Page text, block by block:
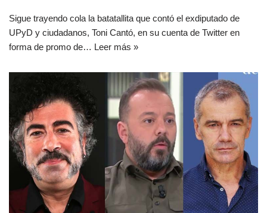
Sigue trayendo cola la batatallita que contó el exdiputado de
UPyD y ciudadanos, Toni Cantó, en su cuenta de Twitter en
forma de promo de… Leer más »